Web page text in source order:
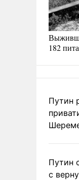
182
Путин
Путин
с